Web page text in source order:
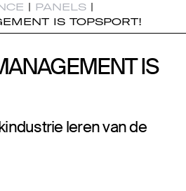
| PANELS |
IS TOPSPORT!
IS
IS
leren van de